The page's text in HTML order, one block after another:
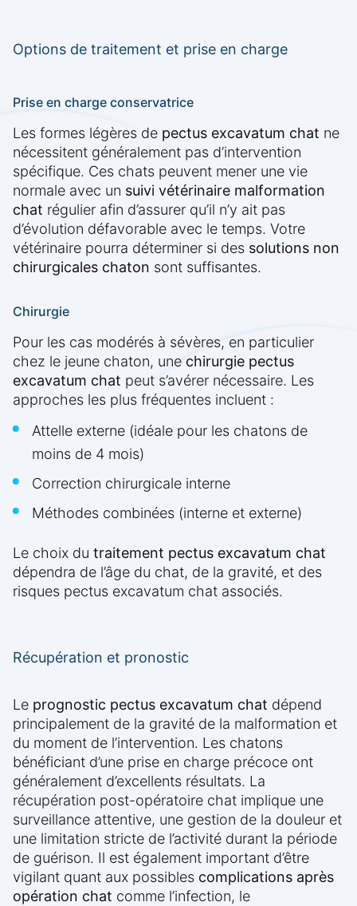
Options de traitement et prise en charge
Prise en charge conservatrice
Les formes légères de pectus excavatum chat ne
nécessitent généralement pas d’intervention
spécifique. Ces chats peuvent mener une vie
normale avec un suivi vétérinaire malformation
chat régulier afin d’assurer qu’il n’y ait pas
d’évolution défavorable avec le temps. Votre
vétérinaire pourra déterminer si des solutions non
chirurgicales chaton sont suffisantes.
Chirurgie
Pour les cas modérés à sévères, en particulier
chez le jeune chaton, une chirurgie pectus
excavatum chat peut s’avérer nécessaire. Les
approches les plus fréquentes incluent :
Attelle externe (idéale pour les chatons de
moins de 4 mois)
Correction chirurgicale interne
Méthodes combinées (interne et externe)
Le choix du traitement pectus excavatum chat
dépendra de l’âge du chat, de la gravité, et des
risques pectus excavatum chat associés.
Récupération et pronostic
Le prognostic pectus excavatum chat dépend
principalement de la gravité de la malformation et
du moment de l’intervention. Les chatons
bénéficiant d’une prise en charge précoce ont
généralement d’excellents résultats. La
récupération post-opératoire chat implique une
surveillance attentive, une gestion de la douleur et
une limitation stricte de l’activité durant la période
de guérison. Il est également important d’être
vigilant quant aux possibles complications après
opération chat comme l’infection, le